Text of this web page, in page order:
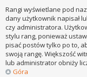
Rangi wyświetlane pod
dany użytkownik napisał
czy administratora.
stylu rang, ponieważ
pisać postów tylko po to,
swoją rangę. Większość
lub administrator obniży
Góra